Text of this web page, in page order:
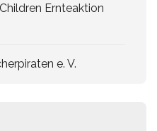
Ernteaktion
e. V.